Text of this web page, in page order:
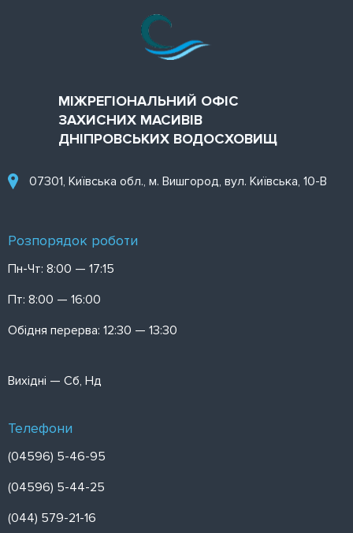
МІЖРЕГІОНАЛЬНИЙ ОФІС
ЗАХИСНИХ МАСИВІВ
ДНІПРОВСЬКИХ ВОДОСХОВИЩ
07301, Київська обл., м. Вишгород, вул. Київська, 10-В
Розпорядок роботи
Пн-Чт: 8:00 — 17:15
Пт: 8:00 — 16:00
Обідня перерва: 12:30 — 13:30
Вихідні — Сб, Нд
Телефони
(04596) 5-46-95
(04596) 5-44-25
(044) 579-21-16